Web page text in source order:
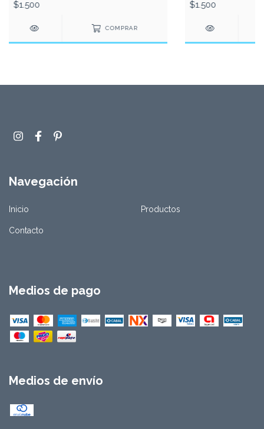
$1.500
COMPRAR
$1.500
Navegación
Inicio Productos
Contacto
Medios de pago
Medios de envío